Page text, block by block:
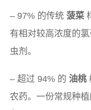
– 97% 的传统 菠菜
有相对较高浓度的
虫剂。
– 超过 94% 的 油桃
农药。一份常规种